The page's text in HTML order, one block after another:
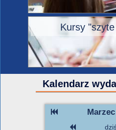
Kursy
Kalendarz